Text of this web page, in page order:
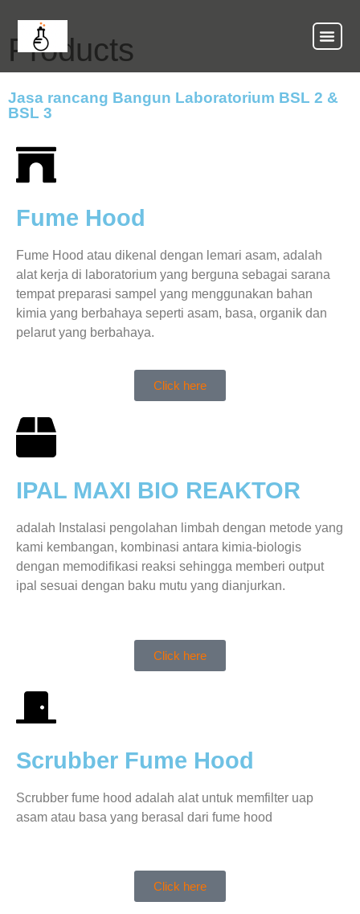
Products
Jasa rancang Bangun Laboratorium BSL 2 &
BSL 3
Fume Hood
Fume Hood atau dikenal dengan lemari asam, adalah
alat kerja di laboratorium yang berguna sebagai sarana
tempat preparasi sampel yang menggunakan bahan
kimia yang berbahaya seperti asam, basa, organik dan
pelarut yang berbahaya.
Click here
IPAL MAXI BIO REAKTOR
adalah Instalasi pengolahan limbah dengan metode yang
kami kembangan, kombinasi antara kimia-biologis
dengan memodifikasi reaksi sehingga memberi output
ipal sesuai dengan baku mutu yang dianjurkan.
Click here
Scrubber Fume Hood
Scrubber fume hood adalah alat untuk memfilter uap
asam atau basa yang berasal dari fume hood
Click here